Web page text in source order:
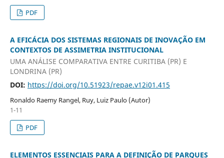
PDF
A EFICÁCIA DOS SISTEMAS REGIONAIS DE INOVAÇÃO EM
CONTEXTOS DE ASSIMETRIA INSTITUCIONAL
UMA ANÁLISE COMPARATIVA ENTRE CURITIBA (PR) E
LONDRINA (PR)
DOI: https://doi.org/10.51923/repae.v12i01.415
Ronaldo Raemy Rangel, Ruy, Luiz Paulo (Autor)
1-11
PDF
ELEMENTOS ESSENCIAIS PARA A DEFINIÇÃO DE PARQUES